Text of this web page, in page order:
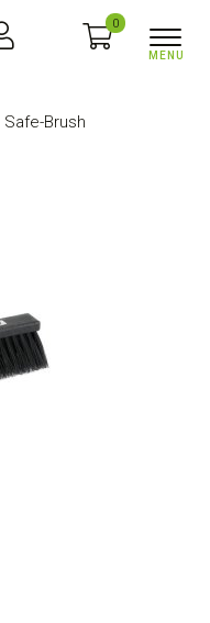
0
Safe-Brush